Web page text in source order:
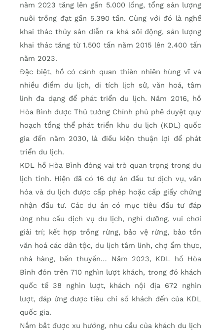
năm 2023 tăng lên gần 5.000 lồng, tổng sản lượng
nuôi trồng đạt gần 5.390 tấn. Cùng với đó là nghề
khai thác thủy sản diễn ra khá sôi động, sản lượng
khai thác tăng từ 1.500 tấn năm 2015 lên 2.400 tấn
năm 2023.
Đặc biệt, hồ có cảnh quan thiên nhiên hùng vĩ và
nhiều điểm du lịch, di tích lịch sử, văn hoá, tâm
linh đa dạng để phát triển du lịch. Năm 2016, hồ
Hòa Bình được Thủ tướng Chính phủ phê duyệt quy
hoạch tổng thể phát triển khu du lịch (KDL) quốc
gia đến năm 2030, là điều kiện thuận lợi để phát
triển du lịch.
KDL hồ Hòa Bình đóng vai trò quan trọng trong du
lịch tỉnh. Hiện đã có 16 dự án đầu tư dịch vụ, văn
hóa và du lịch được cấp phép hoặc cấp giấy chứng
nhận đầu tư. Các dự án có mục tiêu đầu tư đáp
ứng nhu cầu dịch vụ du lịch, nghỉ dưỡng, vui chơi
giải trí; kết hợp trồng rừng, bảo vệ rừng, bảo tồn
văn hoá các dân tộc, du lịch tâm linh, chợ ẩm thực,
nhà hàng, bến thuyền… Năm 2023, KDL hồ Hòa
Bình đón trên 710 nghìn lượt khách, trong đó khách
quốc tế 38 nghìn lượt, khách nội địa 672 nghìn
lượt, đáp ứng được tiêu chí số khách đến của KDL
quốc gia.
Nắm bắt được xu hướng, nhu cầu của khách du lịch